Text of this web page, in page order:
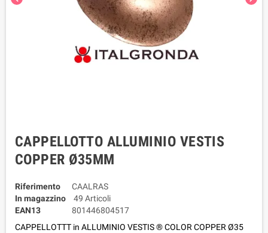
CAPPELLOTTO ALLUMINIO VESTIS
COPPER Ø35MM
Riferimento
CAALRAS
In magazzino
49 Articoli
EAN13
801446804517
CAPPELLOTTT in ALLUMINIO VESTIS ® COLOR COPPER Ø35